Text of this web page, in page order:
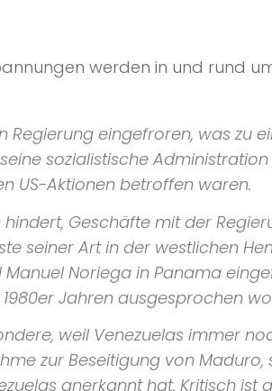
werden in und rund
eingefroren, was zu
sozialistische
US-Aktionen betroffen waren.
Geschäfte mit der
seiner Art in der westlichen
Noriega in Panama
Jahren ausgesprochen
weil Venezuelas immer
zur Beseitigung von
anerkannt hat. Kritisch ist